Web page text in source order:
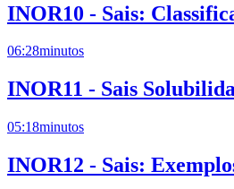
INOR10 - Sais:
06:28minutos
INOR11 - Sais
05:18minutos
INOR12 - Sais: